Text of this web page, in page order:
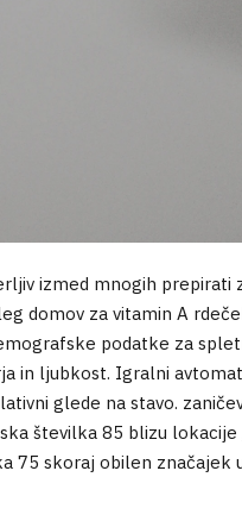
izmed mnogih
domov za vitamin A
podatke za
in ljubkost. Igralni
glede na stavo.
številka 85 blizu
skoraj obilen